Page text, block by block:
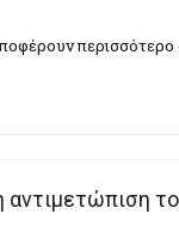
αντιμετώπιση